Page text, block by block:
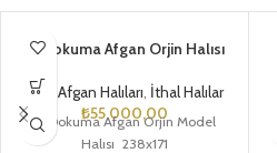
El Dokuma Afgan Orjin Halısı
Halı Afgan Halıları, İthal Halılar
₺55.000,00
El Dokuma Afgan Orjin Model
Halısı 238x171